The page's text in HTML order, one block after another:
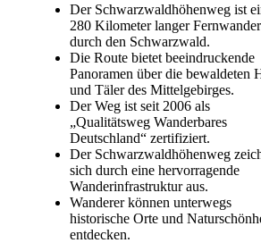
Der Schwarzwaldhöhenweg ist
280 Kilometer langer
durch den Schwarzwald.
Die Route bietet beeindruckende
Panoramen über die bewaldeten
und Täler des Mittelgebirges.
Der Weg ist seit 2006 als
„Qualitätsweg Wanderbares
Deutschland“ zertifiziert.
Der Schwarzwaldhöhenweg
sich durch eine hervorragende
Wanderinfrastrukturaus.
Wanderer können unterwegs
historische Orte und
entdecken.